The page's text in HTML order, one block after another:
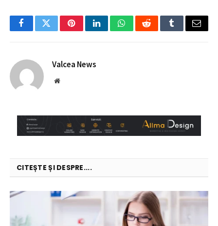
FacebookTwitterPinterestLinkedInWhatsAppRedditTumblrEmail
Valcea News
Website
CITEȘTE ȘI DESPRE....